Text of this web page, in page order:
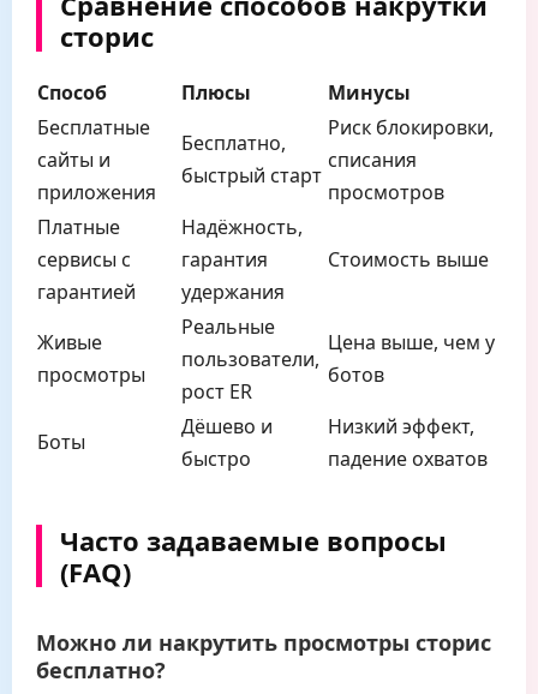
сторис
Способ Плюсы
Минусы
Бесплатные
сайты и
приложения
Бесплатно,
быстрый старт
Риск блокировки,
списания
просмотров
Платные
сервисы с
гарантией
Надёжность,
гарантия
удержания
Стоимость выше
Живые
просмотры
Реальные
пользователи,
рост ER
Цена выше, чем у
ботов
Боты
Дёшево и
быстро
Низкий эффект,
падение охватов
Часто задаваемые вопросы
(FAQ)
Можно ли накрутить просмотры сторис
бесплатно?